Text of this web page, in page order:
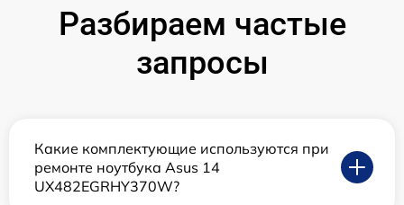
Разбираем частые
запросы
Какие комплектующие используются при
ремонте ноутбука Asus 14
UX482EGRHY370W?